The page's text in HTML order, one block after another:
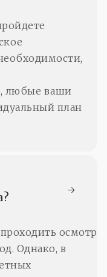
любые ваши
план
осмотр
Однако, в